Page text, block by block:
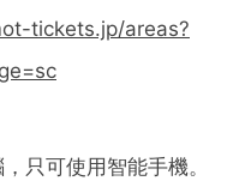
tickets.jp/areas?
只可使用智能手機。